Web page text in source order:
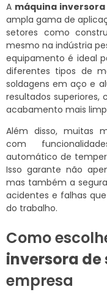
A máquina inversora
ampla gama de
setores como
mesmo na indústria
equipamento é ideal
diferentes tipos de
soldagens em aço e
resultados
acabamento mais
Além disso, muitas
com
automático de
Isso garante não
mas também a
acidentes e falhas
do trabalho.
Como
inversora de
empresa